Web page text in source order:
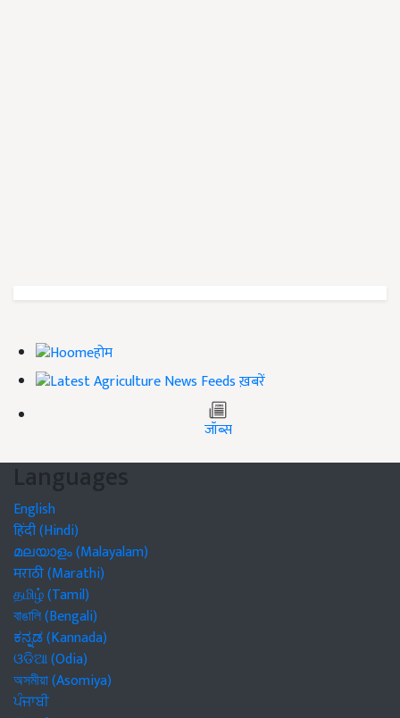
होम
ख़बरें
जॉब्स
Languages
English
हिंदी (Hindi)
മലയാളം (Malayalam)
मराठी (Marathi)
தமிழ் (Tamil)
বাঙালি (Bengali)
ಕನ್ನಡ (Kannada)
ଓଡିଆ (Odia)
অসমীয়া (Asomiya)
ਪੰਜਾਬੀ